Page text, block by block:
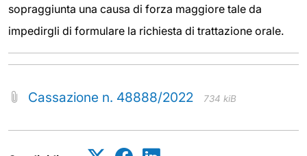
sopraggiunta una causa di forza maggiore tale da
impedirgli di formulare la richiesta di trattazione orale.
Cassazione n. 48888/2022 734 kiB